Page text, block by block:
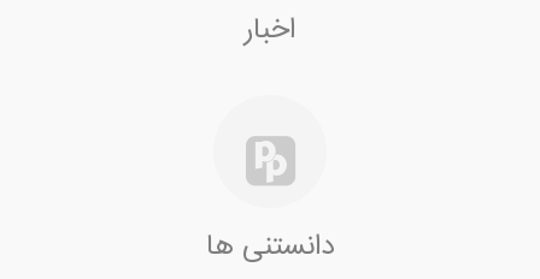
اخبار
دانستنی ها